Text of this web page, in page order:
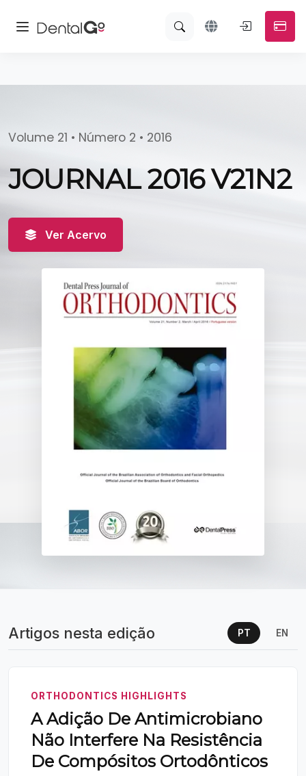
Volume 21 • Número 2 • 2016
JOURNAL 2016 V21N2
Ver Acervo
Artigos nesta edição PT EN
ORTHODONTICS HIGHLIGHTS
A Adição De Antimicrobiano
Não Interfere Na Resistência
De Compósitos Ortodônticos